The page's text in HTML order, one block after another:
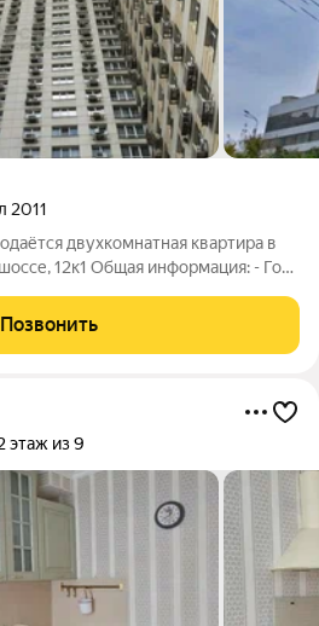
2011
двухкомнатная квартира в
- Год
площадь: 38 кв. м - Площадь кухни:
Позвонить
этаж из 9